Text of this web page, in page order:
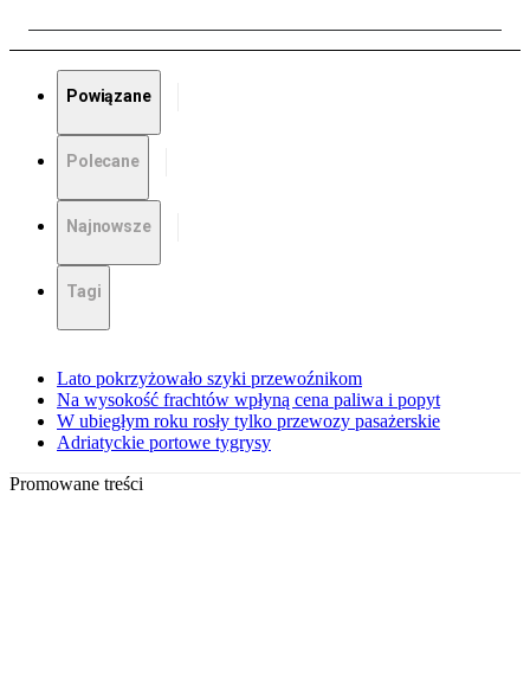
Powiązane
Polecane
Najnowsze
Tagi
Lato pokrzyżowało szyki przewoźnikom
Na wysokość frachtów wpłyną cena paliwa i popyt
W ubiegłym roku rosły tylko przewozy pasażerskie
Adriatyckie portowe tygrysy
Promowane treści